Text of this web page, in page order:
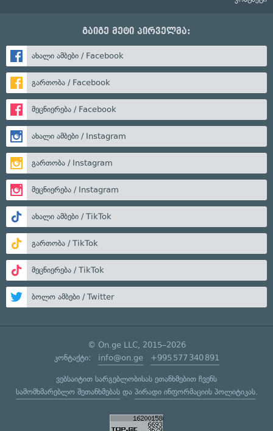
გაიგე მეტი პირველმა:
ახალი ამბები / Facebook
გართობა / Facebook
მეცნიერება / Facebook
ახალი ამბები / Instagram
გართობა / Instagram
მეცნიერება / Instagram
ახალი ამბები / TikTok
გართობა / TikTok
მეცნიერება / TikTok
ბოლო ამბები / Twitter
© On.ge LLC, 2015–2026
კონტაქტი: info@on.ge +995 577 340 891
ვებსაიტით სარგებლობისას ეთანხმებით ჩვენს
სამომხმარებლო შეთანხმებასდა პირადი ინფორმაციის პოლიტიკას.